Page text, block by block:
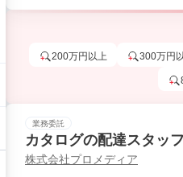
200万円以上 300万円
業務委託
カタログの配達スタッフ
株式会社プロメディア